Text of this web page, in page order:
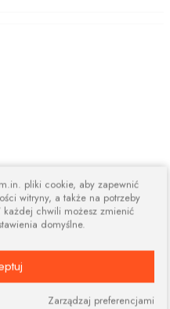
pliki cookie, aby zapewnić
witryny, a także na potrzeby
chwili możesz zmienić
domyślne.
Zarządzaj preferencjami